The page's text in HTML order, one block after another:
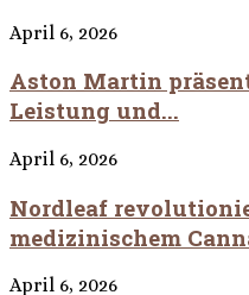
April 6, 2026
Aston Martin
Leistung und...
April 6, 2026
Nordleaf
medizinischem
April 6, 2026